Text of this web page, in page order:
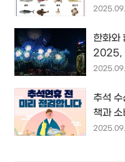
한화와
2025,
추석 수
책과